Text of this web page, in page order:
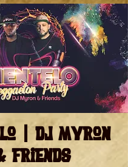
| DJ Myron
friends